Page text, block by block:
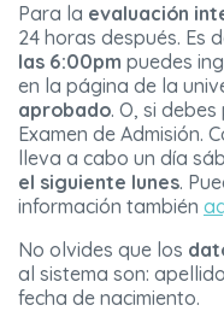
Para la evaluación
24 horas después. Es
las 6:00pm puedes
en la página de la
aprobado. O, si
Examen de Admisión.
lleva a cabo un día
el siguiente lunes.
información también
No olvides que los
al sistema son:
fecha de nacimiento.